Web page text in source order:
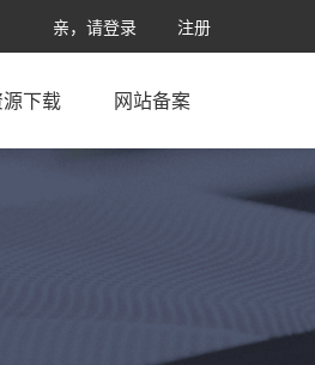
亲，请登录 注册
下载 网站备案